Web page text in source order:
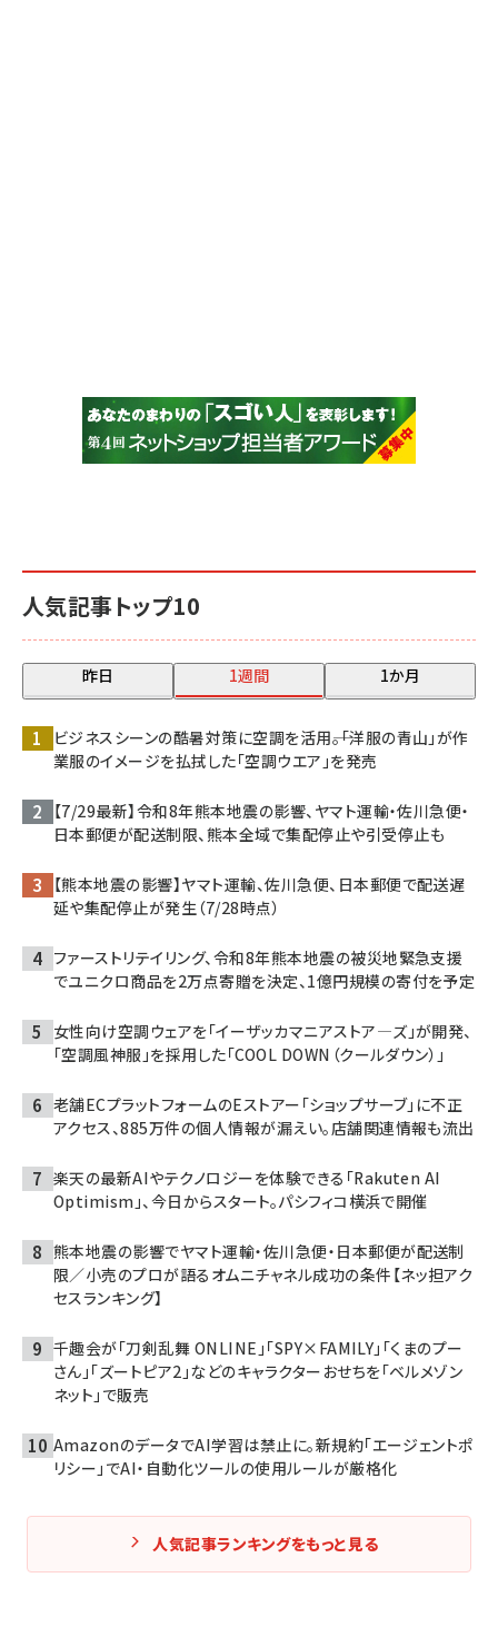
人気記事トップ10
昨日 1週間 1か月
ビジネスシーンの酷暑対策に空調を活用――。「洋服の青山」が作
業服のイメージを払拭した「空調ウエア」を発売
【7/29最新】令和8年熊本地震の影響、ヤマト運輸・佐川急便・
日本郵便が配送制限、熊本全域で集配停止や引受停止も
【熊本地震の影響】ヤマト運輸、佐川急便、日本郵便で配送遅
延や集配停止が発生（7/28時点）
ファーストリテイリング、令和8年熊本地震の被災地緊急支援
でユニクロ商品を2万点寄贈を決定、1億円規模の寄付を予定
女性向け空調ウェアを「イーザッカマニアストア―ズ」が開発、
「空調風神服」を採用した「COOL DOWN（クールダウン）」
老舗ECプラットフォームのEストアー「ショップサーブ」に不正
アクセス、885万件の個人情報が漏えい。店舗関連情報も流出
楽天の最新AIやテクノロジーを体験できる「Rakuten AI
Optimism」、今日からスタート。パシフィコ横浜で開催
熊本地震の影響でヤマト運輸・佐川急便・日本郵便が配送制
限／小売のプロが語るオムニチャネル成功の条件【ネッ担アク
セスランキング】
千趣会が「刀剣乱舞 ONLINE」「SPY×FAMILY」「くまのプー
さん」「ズートピア2」などのキャラクターおせちを「ベルメゾン
ネット」で販売
AmazonのデータでAI学習は禁止に。新規約「エージェントポ
リシー」でAI・自動化ツールの使用ルールが厳格化
人気記事ランキングをもっと見る